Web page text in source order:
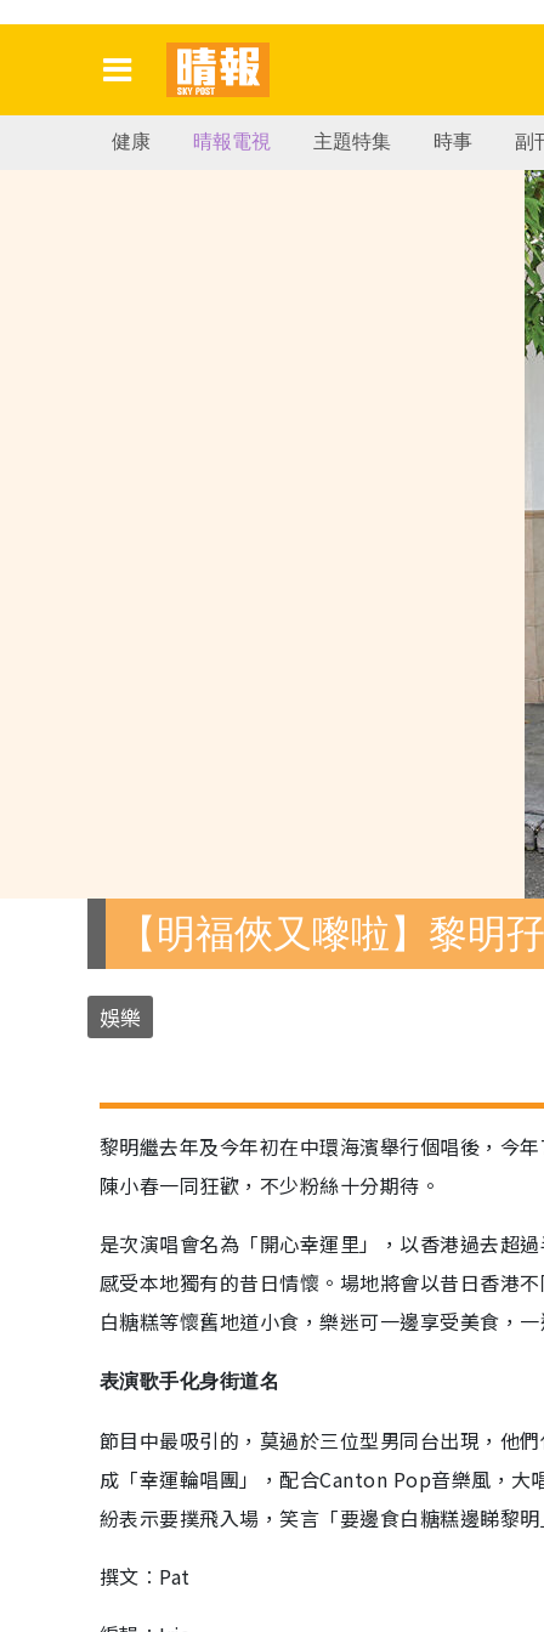
健康 晴報電視 主題特集 時事 副
【明福俠又嚟啦】黎明
娛樂
黎明繼去年及今年初在中環海濱舉行個唱後，今
陳小春一同狂歡，不少粉絲十分期待。
是次演唱會名為「開心幸運里」，以香港過去超
感受本地獨有的昔日情懷。場地將會以昔日香港
白糖糕等懷舊地道小食，樂迷可一邊享受美食，
表演歌手化身街道名
節目中最吸引的，莫過於三位型男同台出現，他
成「幸運輪唱團」，配合Canton Pop音樂風，大
紛表示要撲飛入場，笑言「要邊食白糖糕邊睇黎明
撰文︰Pat